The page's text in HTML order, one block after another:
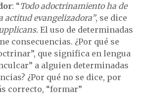
: “Todo adoctrinamiento ha de
actitud evangelizadora”, se dice
El uso de determinadas
consecuencias. ¿Por qué se
que significa en lengua
a alguien determinadas
¿Por qué no se dice, por
correcto, “formar”